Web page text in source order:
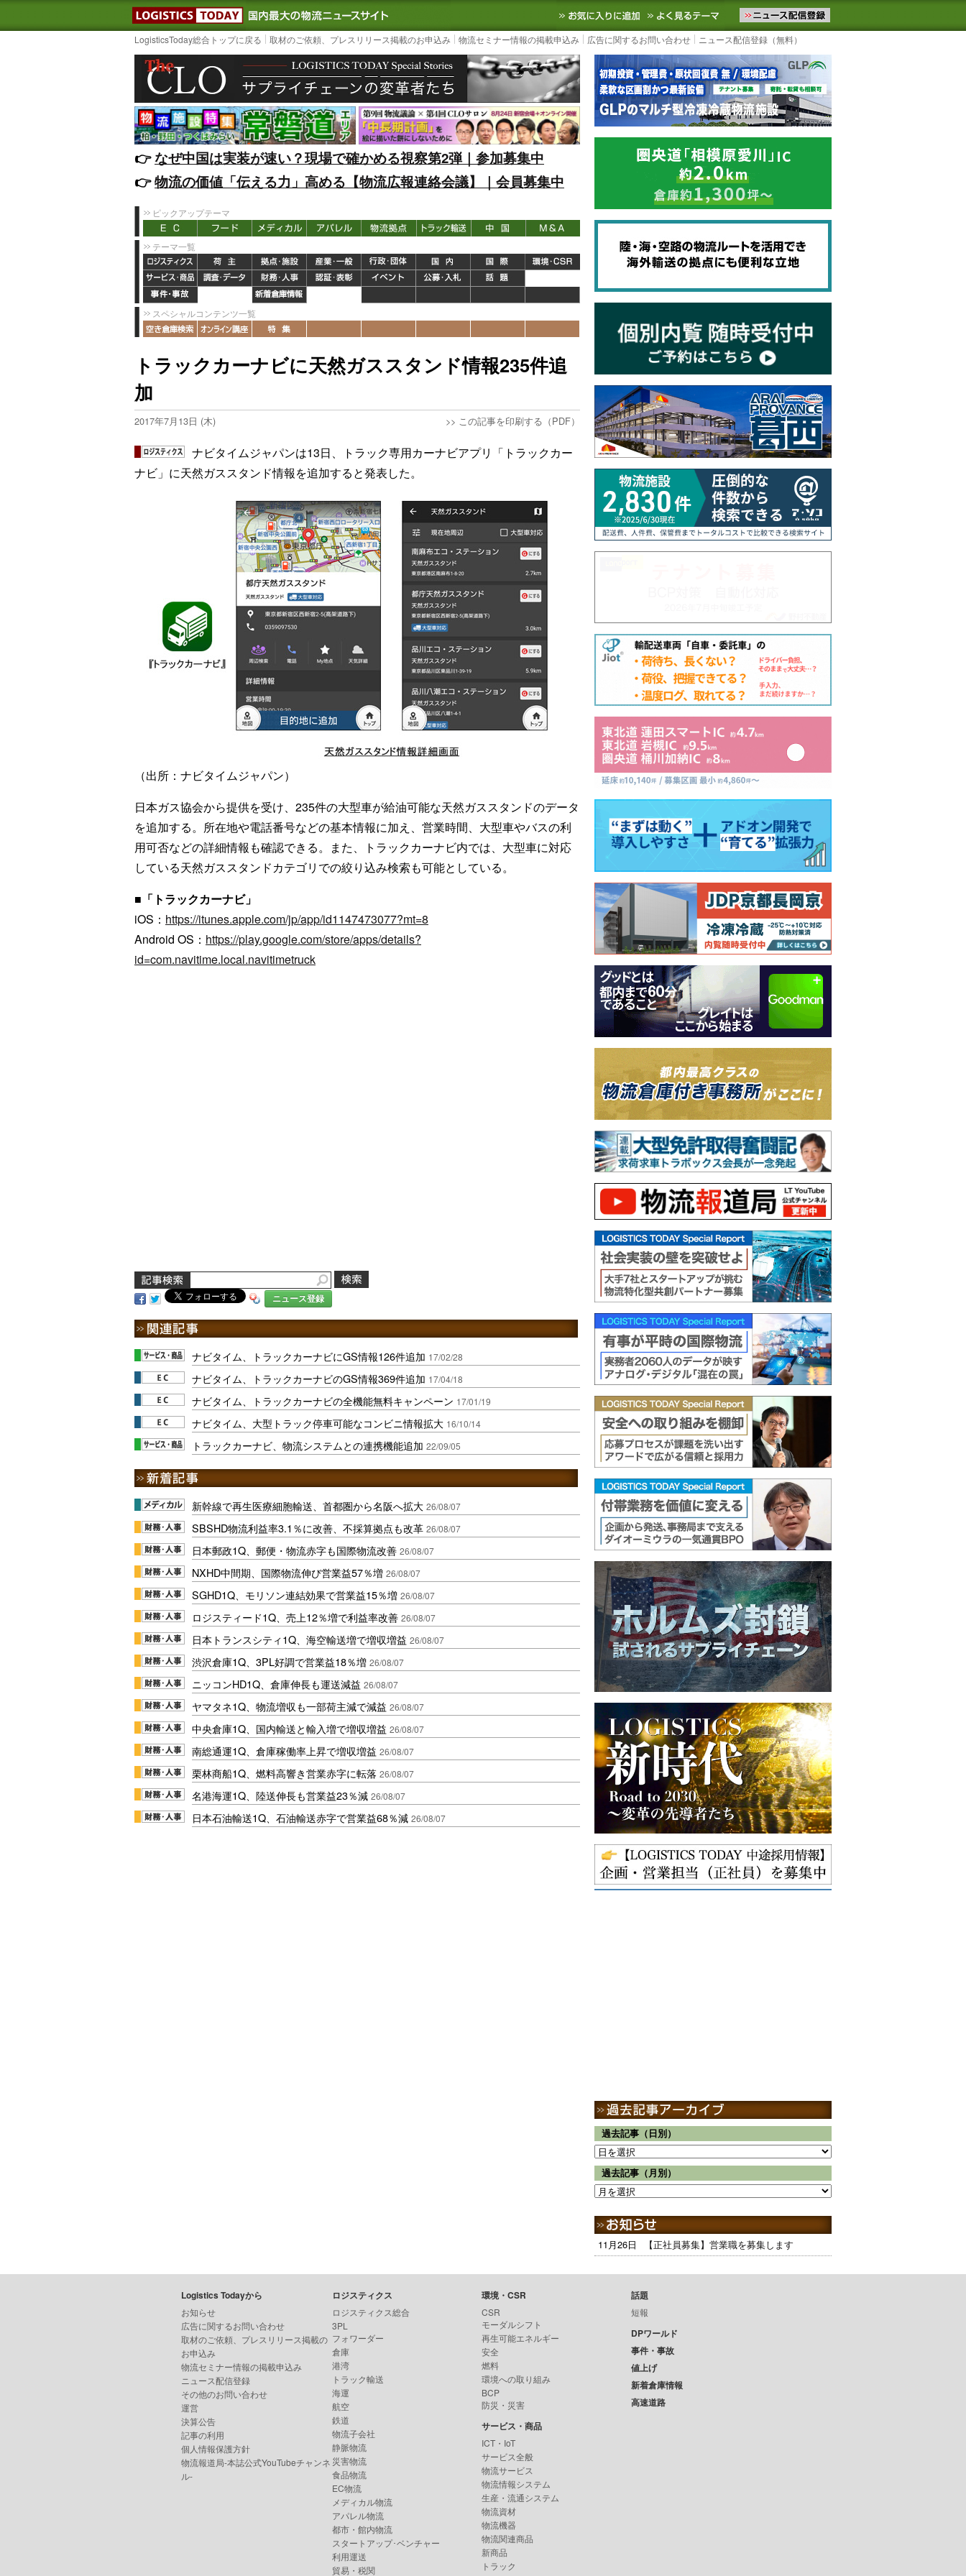
LOGISTICS TODAY｜国内最大の物流ニュースサイト3PL, SCMなど国内外の最新の物流ニュースをお届けします。物流ニュースメール配信を登録す
お気に入りに追加 よく見るテーマ
LogisticsToday総合トップに戻る 取材のご依頼、プレスリリース掲載のお申込み 物流セミナー情報の掲載申込み 広告に関するお問い合わせ ニュース配信登録（無料）
👉️なぜ中国は実装が速い？現場で確かめる視察第2弾｜参加募集中
👉️物流の価値「伝える力」高める【物流広報連絡会議】｜会員募集中
ピックアップテーマ
テーマ一覧
スペシャルコンテンツ一覧
トラックカーナビに天然ガススタンド情報235件追
加
2017年7月13日 (木) >> この記事を印刷する（PDF）
ナビタイムジャパンは13日、トラック専用カーナビアプリ「トラックカー
ナビ」に天然ガススタンド情報を追加すると発表した。
（出所：ナビタイムジャパン）
日本ガス協会から提供を受け、235件の大型車が給油可能な天然ガススタンドのデータ
を追加する。所在地や電話番号などの基本情報に加え、営業時間、大型車やバスの利
用可否などの詳細情報も確認できる。また、トラックカーナビ内では、大型車に対応
している天然ガススタンドカテゴリでの絞り込み検索も可能としている。
■「トラックカーナビ」
iOS： https://itunes.apple.com/jp/app/id1147473077?mt=8
Android OS： https://play.google.com/store/apps/details?
id=com.navitime.local.navitimetruck
ニュース登録
ナビタイム、トラックカーナビにGS情報126件追加 17/02/28
ナビタイム、トラックカーナビのGS情報369件追加 17/04/18
ナビタイム、トラックカーナビの全機能無料キャンペーン 17/01/19
ナビタイム、大型トラック停車可能なコンビニ情報拡大 16/10/14
トラックカーナビ、物流システムとの連携機能追加 22/09/05
新幹線で再生医療細胞輸送、首都圏から名阪へ拡大 26/08/07
SBSHD物流利益率3.1％に改善、不採算拠点も改革 26/08/07
日本郵政1Q、郵便・物流赤字も国際物流改善 26/08/07
NXHD中間期、国際物流伸び営業益57％増 26/08/07
SGHD1Q、モリソン連結効果で営業益15％増 26/08/07
ロジスティード1Q、売上12％増で利益率改善 26/08/07
日本トランスシティ1Q、海空輸送増で増収増益 26/08/07
渋沢倉庫1Q、3PL好調で営業益18％増 26/08/07
ニッコンHD1Q、倉庫伸長も運送減益 26/08/07
ヤマタネ1Q、物流増収も一部荷主減で減益 26/08/07
中央倉庫1Q、国内輸送と輸入増で増収増益 26/08/07
南総通運1Q、倉庫稼働率上昇で増収増益 26/08/07
栗林商船1Q、燃料高響き営業赤字に転落 26/08/07
名港海運1Q、陸送伸長も営業益23％減 26/08/07
日本石油輸送1Q、石油輸送赤字で営業益68％減 26/08/07
過去記事（日別）
過去記事（月別）
11月26日 【正社員募集】営業職を募集します
Logistics Todayから
お知らせ
広告に関するお問い合わせ
取材のご依頼、プレスリリース掲載の
お申込み
物流セミナー情報の掲載申込み
ニュース配信登録
その他のお問い合わせ
運営
決算公告
記事の利用
個人情報保護方針
物流報道局-本誌公式YouTubeチャンネ
ル-
ロジスティクス
ロジスティクス総合
3PL
フォワーダー
倉庫
港湾
トラック輸送
海運
航空
鉄道
物流子会社
静脈物流
災害物流
食品物流
EC物流
メディカル物流
アパレル物流
都市・館内物流
スタートアップ･ベンチャー
利用運送
貿易・税関
環境・CSR
CSR
モーダルシフト
再生可能エネルギー
安全
燃料
環境への取り組み
BCP
防災・災害
サービス・商品
ICT・IoT
サービス全般
物流サービス
物流情報システム
生産・流通システム
物流資材
物流機器
物流関連商品
新商品
トラック
話題
短報
DPワールド
事件・事故
値上げ
新着倉庫情報
高速道路